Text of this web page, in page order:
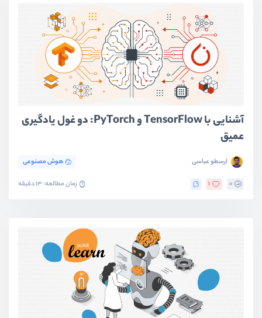
آشنایی با TensorFlow و PyTorch: دو غول یادگیری
عمیق
ارسطو عباسی هوش مصنوعی
0
1 زمان مطالعه: 13 دقیقه